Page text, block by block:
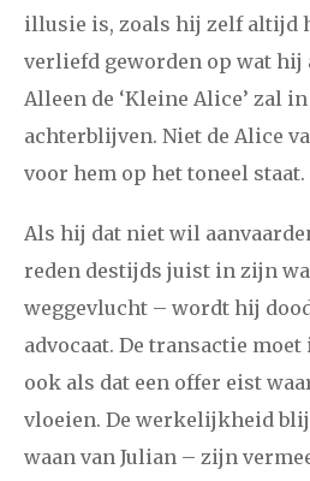
illusie is, zoals hij zelf altijd
verliefd geworden op wat hij
Alleen de ‘Kleine Alice’ zal
achterblijven. Niet de Alice
voor hem op het toneel staat.
Als hij dat niet wil
reden destijds juist in zijn
weggevlucht – wordt hij
advocaat. De transactie
ook als dat een offer eist
vloeien. De werkelijkheid
waan van Julian – zijn